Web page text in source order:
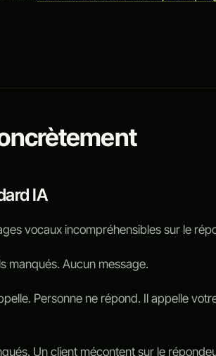
IA
vocaux incompréhensibles sur le
manqués. Aucun message.
Personne ne répond. Il appelle
Un client mécontent sur le